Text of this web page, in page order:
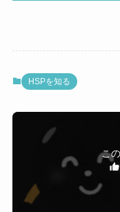
HSPを知る
こ